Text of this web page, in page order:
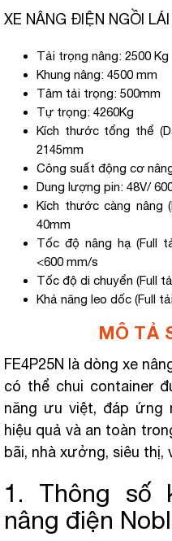
XE NÂNG ĐIỆN NGỒI LÁI
Tải trọng nâng: 2500 Kg
Khung nâng: 4500 mm
Tâm tải trọng: 500mm
Tự trọng: 4260Kg
Kích thước tổng thể
2145mm
Công suất động cơ
Dung lượng pin: 48V/
Kích thước càng nâng
40mm
Tốc độ nâng hạ (Full
<600 mm/s
Tốc độ di chuyển (Full
Khả năng leo dốc (Full
MÔ TẢ
FE4P25N là dòng xe
có thể chui container
năng ưu việt, đáp ứng
hiệu quả và an toàn
bãi, nhà xưởng, siêu thị,
1. Thông số
nâng điện